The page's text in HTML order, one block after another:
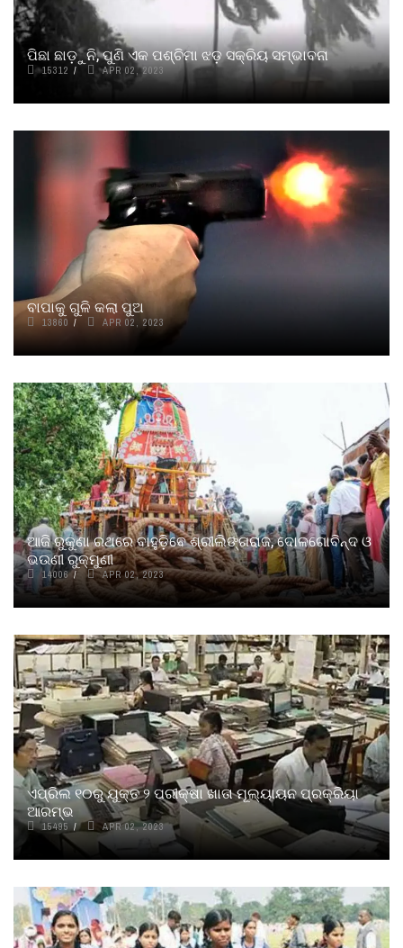
ପିଛା ଛାଡ଼ୁନି, ପୁଣି ଏକ ପଶ୍ଚିମା ଝଡ଼ ସକ୍ରିୟ ସମ୍ଭାବନା
15312 APR 02, 2023
ବାପାକୁ ଗୁଳି କଲା ପୁଅ
13860 APR 02, 2023
ଆଜି ରୁକୁଣା ରଥରେ ବାହୁଡ଼ିବେ ଶ୍ରୀଲିଙ୍ଗରାଜ, ଦୋଳଗୋବିନ୍ଦ ଓ
ଭଉଣୀ ରୁକ୍ମୁଣୀ
14006 APR 02, 2023
ଏପ୍ରିଲ ୧୦ରୁ ଯୁକ୍ତ ୨ ପରୀକ୍ଷା ଖାତା ମୂଲ୍ୟାୟନ ପ୍ରକ୍ରିୟା
ଆରମ୍ଭ
15495 APR 02, 2023